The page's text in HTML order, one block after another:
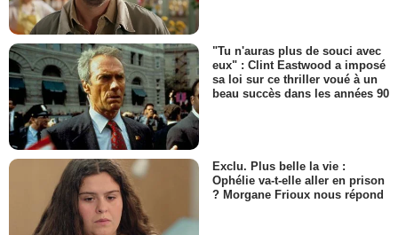
"Tu n'auras plus de souci avec
eux" : Clint Eastwood a imposé
sa loi sur ce thriller voué à un
beau succès dans les années 90
Exclu. Plus belle la vie :
Ophélie va-t-elle aller en prison
? Morgane Frioux nous répond